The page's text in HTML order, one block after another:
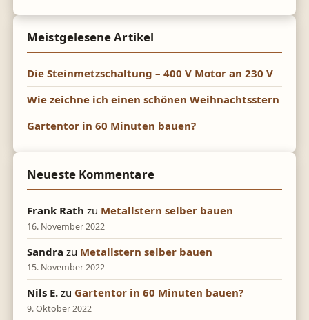
Meistgelesene Artikel
Die Steinmetzschaltung – 400 V Motor an 230 V
Wie zeichne ich einen schönen Weihnachtsstern
Gartentor in 60 Minuten bauen?
Neueste Kommentare
Frank Rath zu Metallstern selber bauen
16. November 2022
Sandra zu Metallstern selber bauen
15. November 2022
Nils E. zu Gartentor in 60 Minuten bauen?
9. Oktober 2022